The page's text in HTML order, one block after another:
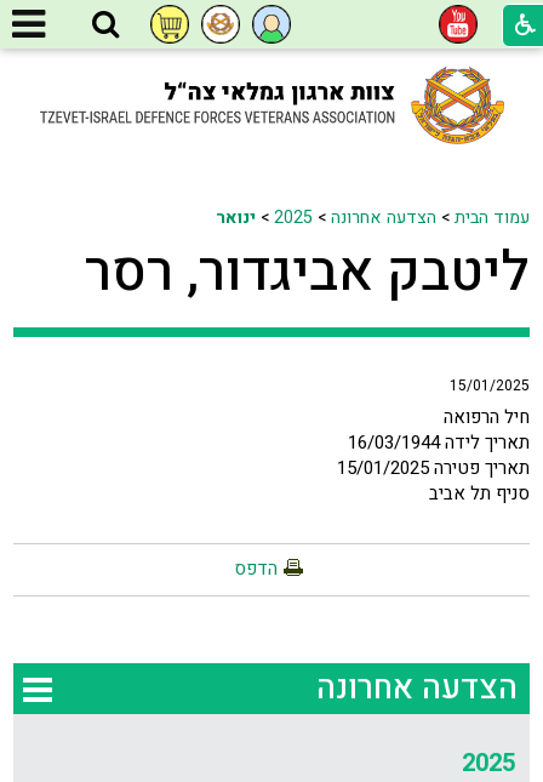
עמוד הבית> הצדעה אחרונה>
2025
>ינואר
ליטבק אביגדור, רסר
15/01/2025
חיל הרפואה
תאריך לידה 16/03/1944
תאריך פטירה 15/01/2025
סניף תל אביב
הדפס
הצדעה אחרונה
2025